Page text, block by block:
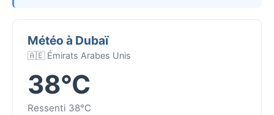
Météo à Dubaï
🇦🇪 Émirats Arabes Unis
38°C
Ressenti 38°C